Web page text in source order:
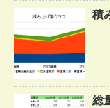
積
総